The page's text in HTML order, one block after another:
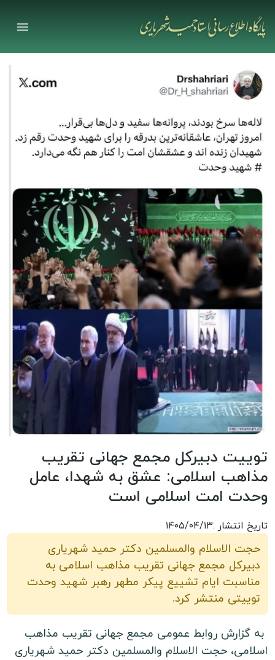
توییت دبیرکل مجمع جهانی تقریب
مذاهب اسلامی: عشق به شهدا، عامل
وحدت امت اسلامی است
تاریخ انتشار :۱۴۰۵/۰۴/۱۳
حجت الاسلام والمسلمین دکتر حمید شهریاری
دبیرکل مجمع جهانی تقریب مذاهب اسلامی به
مناسبت ایام تشییع پیکر مطهر رهبر شهید وحدت
توییتی منتشر کرد.
به گزارش روابط عمومی مجمع جهانی تقریب مذاهب
اسلامی، حجت الاسلام والمسلمین دکتر حمید شهریاری